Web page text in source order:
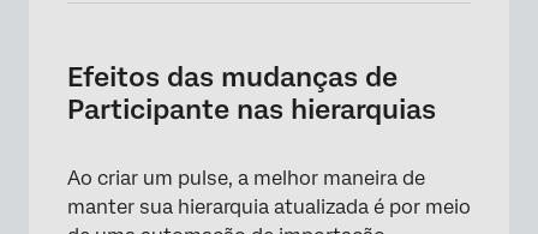
Efeitos das mudanças de
Participante nas hierarquias
Ao criar um pulse, a melhor maneira de
manter sua hierarquia atualizada é por meio